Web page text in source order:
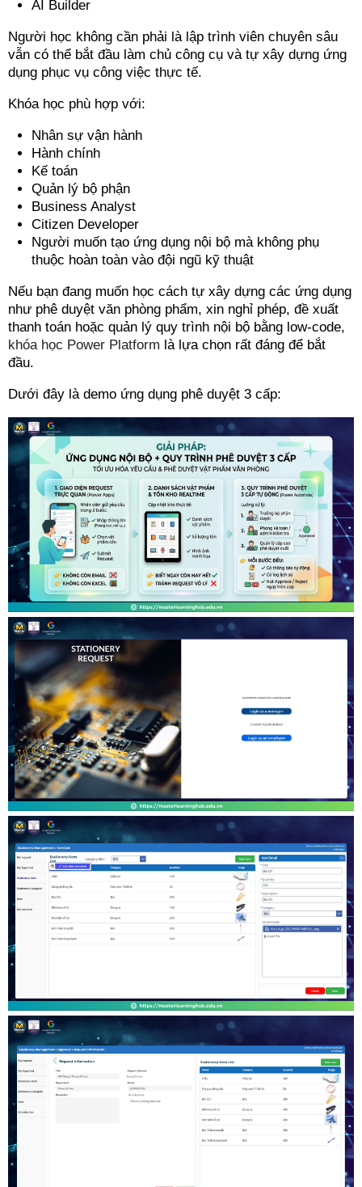
AI Builder
Người học không cần phải là lập trình viên chuyên sâu
vẫn có thể bắt đầu làm chủ công cụ và tự xây dựng ứng
dụng phục vụ công việc thực tế.
Khóa học phù hợp với:
Nhân sự vận hành
Hành chính
Kế toán
Quản lý bộ phận
Business Analyst
Citizen Developer
Người muốn tạo ứng dụng nội bộ mà không phụ
thuộc hoàn toàn vào đội ngũ kỹ thuật
Nếu bạn đang muốn học cách tự xây dựng các ứng dụng
như phê duyệt văn phòng phẩm, xin nghỉ phép, đề xuất
thanh toán hoặc quản lý quy trình nội bộ bằng low-code,
khóa học Power Platform là lựa chọn rất đáng để bắt
đầu.
Dưới đây là demo ứng dụng phê duyệt 3 cấp: